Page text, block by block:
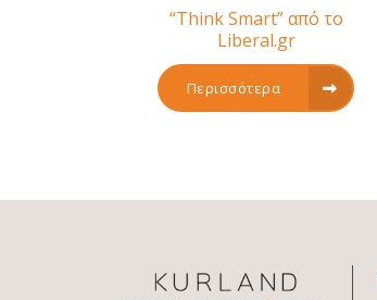
“Think Smart” από τo
Liberal.gr
Περισσότερα